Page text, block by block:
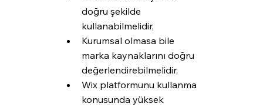
doğru şekilde
kullanabilmelidir,
Kurumsal olmasa bile
marka kaynaklarını doğru
değerlendirebilmelidir,
Wix platformunu kullanma
konusunda yüksek